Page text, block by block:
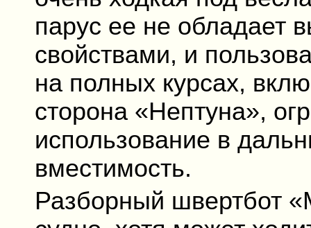
парус ее не обладает
свойствами, и
на полных курсах,
сторона «Нептуна»,
использование в
вместимость.
Разборный швертбот